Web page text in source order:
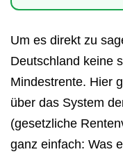
Um es direkt zu
Deutschland keine
Mindestrente. Hier
über das System
(gesetzliche
ganz einfach: Was